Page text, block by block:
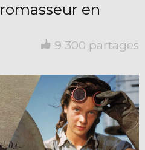
en
9 300 partages